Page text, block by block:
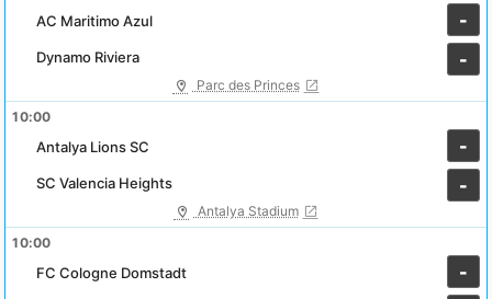
AC Maritimo Azul
-
-
Dynamo Riviera
Parc des Princes
10:00
Antalya Lions SC
-
-
SC Valencia Heights
Antalya Stadium
10:00
FC Cologne Domstadt
-